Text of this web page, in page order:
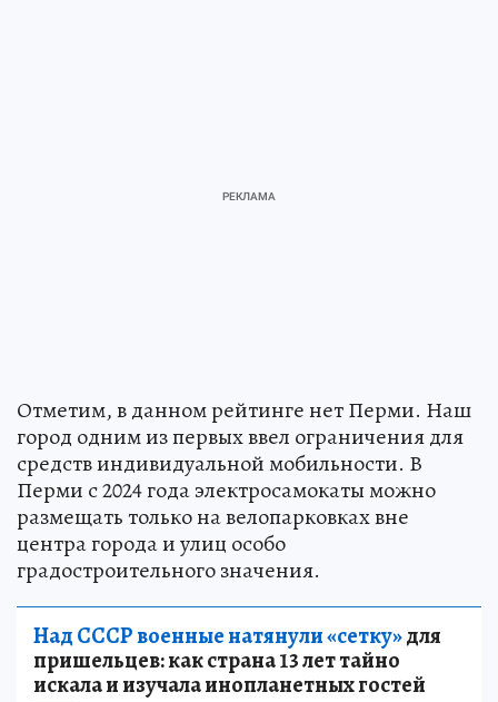
Отметим, в данном рейтинге нет Перми. Наш
город одним из первых ввел ограничения для
средств индивидуальной мобильности. В
Перми с 2024 года электросамокаты можно
размещать только на велопарковках вне
центра города и улиц особо
градостроительного значения.
Над СССР военные натянули «сетку»для
пришельцев: как страна 13 лет тайно
искала и изучала инопланетных гостей